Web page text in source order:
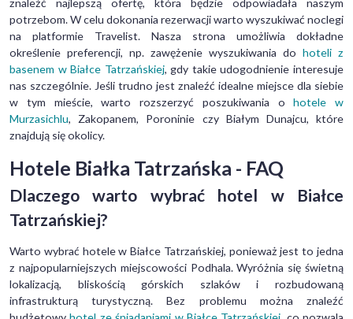
potrzebom. W celu dokonania rezerwacji warto wyszukiwać noclegi
na platformie Travelist. Nasza strona umożliwia dokładne
określenie preferencji, np. zawężenie wyszukiwania do hoteli z
basenem w Białce Tatrzańskiej, gdy takie udogodnienie interesuje
nas szczególnie. Jeśli trudno jest znaleźć idealne miejsce dla siebie
w tym mieście, warto rozszerzyć poszukiwania ohotele w
Murzasichlu, Zakopanem, Poroninie czy Białym Dunajcu, które
znajdują się okolicy.
Hotele Białka Tatrzańska - FAQ
Dlaczego warto wybrać hotel w Białce
Tatrzańskiej?
Warto wybrać hotele w Białce Tatrzańskiej, ponieważ jest to jedna
z najpopularniejszych miejscowości Podhala. Wyróżnia się świetną
lokalizacją, bliskością górskich szlaków i rozbudowaną
infrastrukturą turystyczną. Bez problemu można znaleźć